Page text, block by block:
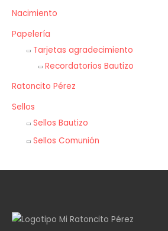
Nacimiento
Papelería
Tarjetas agradecimiento
Recordatorios Bautizo
Ratoncito Pérez
Sellos
Sellos Bautizo
Sellos Comunión